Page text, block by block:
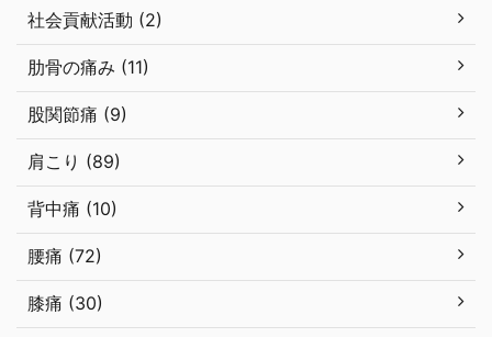
社会貢献活動 (2)
肋骨の痛み (11)
股関節痛 (9)
肩こり (89)
背中痛 (10)
腰痛 (72)
膝痛 (30)